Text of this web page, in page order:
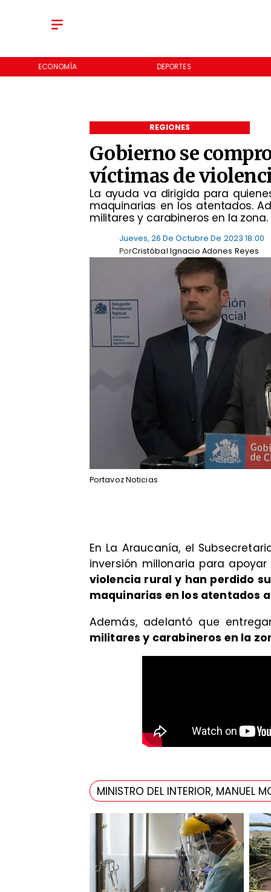
DEPORTES CULTURA
Gobierno se
víctimas de
La ayuda va dirigida para
maquinarias en los atentados.
militares y carabineros en la zona.
REGIONES
Jueves, 26 De Octubre De 2023 18:00
Cristóbal Ignacio Adones Reyes
Por
Portavoz Noticias
En La Araucanía, el
inversión millonaria para
violencia rural y han perdido
maquinarias en los atentados
Además, adelantó que
militares y carabineros en la
MINISTRO DEL INTERIOR, MANUEL